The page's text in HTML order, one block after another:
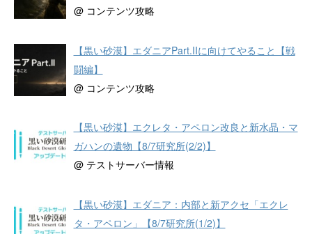
@ コンテンツ攻略
【黒い砂漠】エダニアPart.IIに向けてやること【戦
闘編】
@ コンテンツ攻略
【黒い砂漠】エクレタ・アペロン改良と新水晶・マ
ガハンの遺物【8/7研究所(2/2)】
@ テストサーバー情報
【黒い砂漠】エダニア：内部と新アクセ「エクレ
タ・アペロン」【8/7研究所(1/2)】